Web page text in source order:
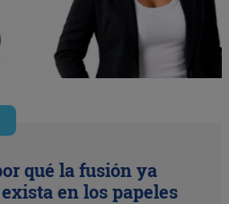
qué la fusión ya
en los papeles